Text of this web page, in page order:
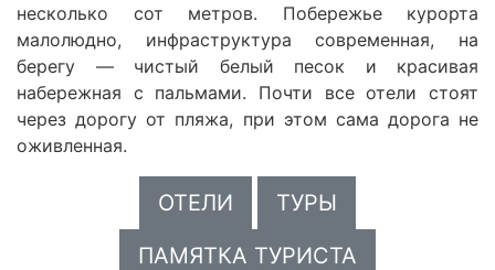
несколько сот метров. Побережье курорта
малолюдно, инфраструктура современная, на
берегу — чистый белый песок и красивая
набережная с пальмами. Почти все отели стоят
через дорогу от пляжа, при этом сама дорога не
оживленная.
ОТЕЛИ
ТУРЫ
ПАМЯТКА ТУРИСТА